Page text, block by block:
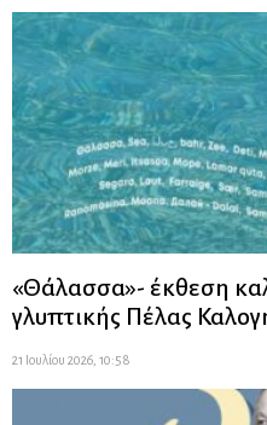
«Θάλασσα»- έκθεση
γλυπτικής Πέλας
21 Ιουλίου 2026, 10:58